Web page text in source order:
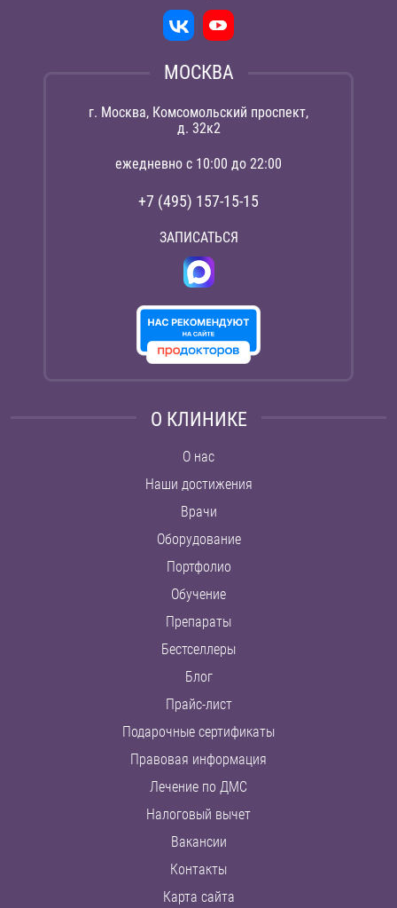
МОСКВА
г. Москва, Комсомольский проспект,
д. 32к2
ежедневно с 10:00 до 22:00
+7 (495) 157-15-15
ЗАПИСАТЬСЯ
О КЛИНИКЕ
О нас
Наши достижения
Врачи
Оборудование
Портфолио
Обучение
Препараты
Бестселлеры
Блог
Прайс-лист
Подарочные сертификаты
Правовая информация
Лечение по ДМС
Налоговый вычет
Вакансии
Контакты
Карта сайта